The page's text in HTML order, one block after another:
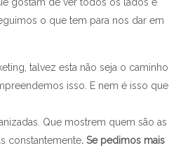
o que tem para nos dar em
talvez esta não seja o caminho
isso. E nem é isso que
Que mostrem quem são as
constantemente. Se pedimos mais